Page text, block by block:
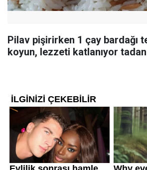
Pilav pişirirken 1 çay bardağı
koyun, lezzeti katlanıyor